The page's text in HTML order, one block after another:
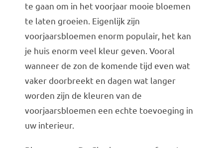
te gaan om in het voorjaar mooie bloemen
te laten groeien. Eigenlijk zijn
voorjaarsbloemen enorm populair, het kan
je huis enorm veel kleur geven. Vooral
wanneer de zon de komende tijd even wat
vaker doorbreekt en dagen wat langer
worden zijn de kleuren van de
voorjaarsbloemen een echte toevoeging in
uw interieur.